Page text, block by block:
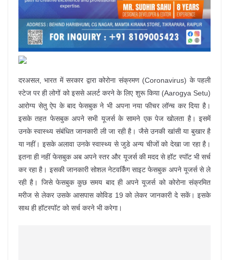
दरअसल, भारत में सरकार द्वारा कोरोना संक्रमण (Coronavirus) के पहली
स्टेज पर ही लोगों को इससे अलर्ट करने के लिए शुरू किया (Aarogya Setu)
आरोग्य सेतु ऐप के बाद फेसबुक ने भी अपना नया फीचर लॉन्च कर दिया है।
इसके तहत फेसबुक अपने सभी यूजर्स के सामने एक पेज खोलता है। इसमें
उनके स्वास्थ्य संबंधित जानकारी ली जा रही है। जैसे उनकी खांसी या बुखार है
या नहीं। इसके अलावा उनके स्वास्थ्य से जुडे अन्य चीजों को देखा जा रहा है।
इतना ही नहीं फेसबुक अब अपने स्तर और यूजर्स की मदद से हॉट स्पॉट भी सर्च
कर रहा है। इसकी जानकारी सोशल नेटवर्किंग साइट फेसबुक अपने यूजर्स से ले
रही है। जिसे फेसबुक कुछ समय बाद ही अपने यूजर्स को कोरोना संक्रमित
मरीज से लेकर उसके आसपास कोविड 19 को लेकर जानकारी दे सकें। इसके
साथ ही हॉटस्पॉट को सर्च करने भी करेगा।